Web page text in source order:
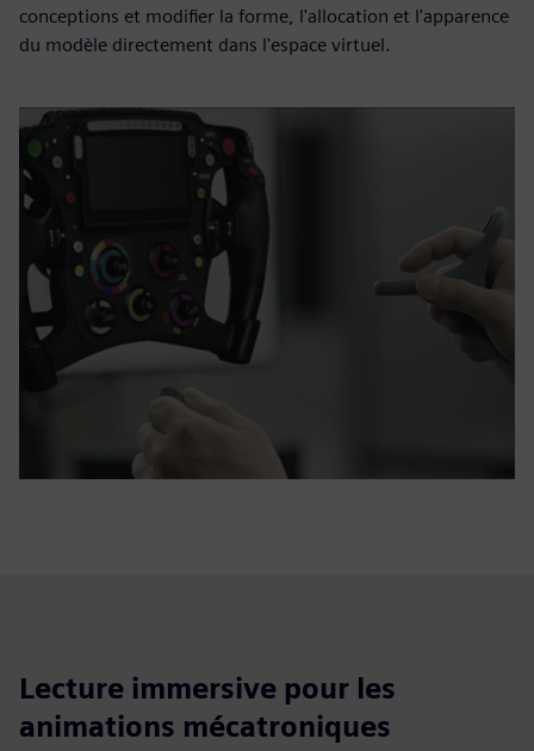
conceptions et modifier la forme, l'allocation et l'apparence
du modèle directement dans l'espace virtuel.
Lecture immersive pour les
animations mécatroniques